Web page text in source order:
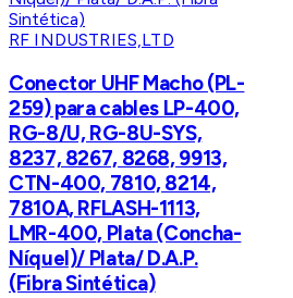
RF INDUSTRIES,LTD
Conector UHF Macho (PL-
259) para cables LP-400,
RG-8/U, RG-8U-SYS,
8237, 8267, 8268, 9913,
CTN-400, 7810, 8214,
7810A, RFLASH-1113,
LMR-400, Plata (Concha-
Níquel)/ Plata/ D.A.P.
(Fibra Sintética)